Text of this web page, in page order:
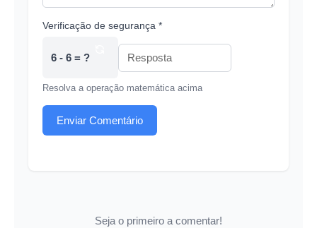
Verificação de segurança *
6 - 6 = ?
Resolva a operação matemática acima
Enviar Comentário
Seja o primeiro a comentar!